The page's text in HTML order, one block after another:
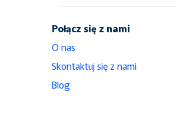
Połącz się z nami
O nas
Skontaktuj się z nami
Blog